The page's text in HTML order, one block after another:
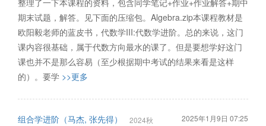
整理了一下本课程的资料，包含同学笔记+作业+作业解答+期中
期末试题，解答。见下面的压缩包。Algebra.zip本课程教材是
欧阳毅老师的蓝皮书，代数学III:代数学进阶。总的来说，这门
课内容很基础，属于代数方向最水的课了。但是要想学好这门
课也并不是那么容易（至少根据期中考试的结果来看是这样
的）。要学 >>更多
组合学进阶（马杰, 张先得） 2024秋 2025年1月9日 07:25